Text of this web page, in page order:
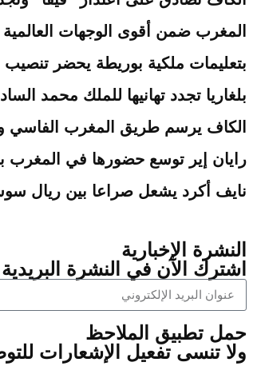
المغرب ضمن أقوى الوجهات العالمية
بتعليمات ملكية بوريطة يحضر تنصيب
بلغاريا تجدد تهانيها للملك محمد
الكاف يرسم طريق المغرب الفاسي
رايان إير توسع حضورها في المغرب بـ17 خطا جديدا وتعزز رهان السياحة
نايف أكرد يشعل صراعا بين ريال
النشرة الإخبارية
اشترك الآن في النشرة
‫حمل تطبيق الملاحظ
ولا تنسى تفعيل الإشعارات